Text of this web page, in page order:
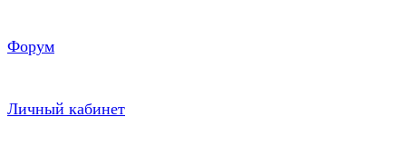
Форум
Личный кабинет